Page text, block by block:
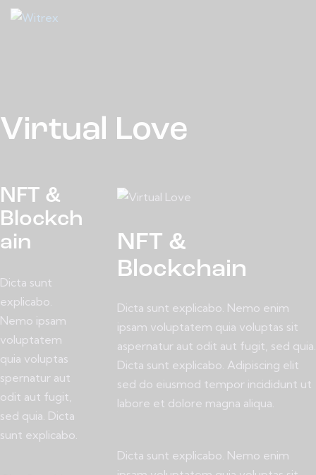
Virtual Love
NFT &
Blockch
ain
Dicta sunt
explicabo.
Nemo ipsam
voluptatem
quia voluptas
spernatur aut
odit aut fugit,
sed quia. Dicta
sunt explicabo.
NFT &
Blockchain
Dicta sunt explicabo. Nemo enim
ipsam voluptatem quia voluptas sit
aspernatur aut odit aut fugit, sed quia.
Dicta sunt explicabo. Adipiscing elit
sed do eiusmod tempor incididunt ut
labore et dolore magna aliqua.
Dicta sunt explicabo. Nemo enim